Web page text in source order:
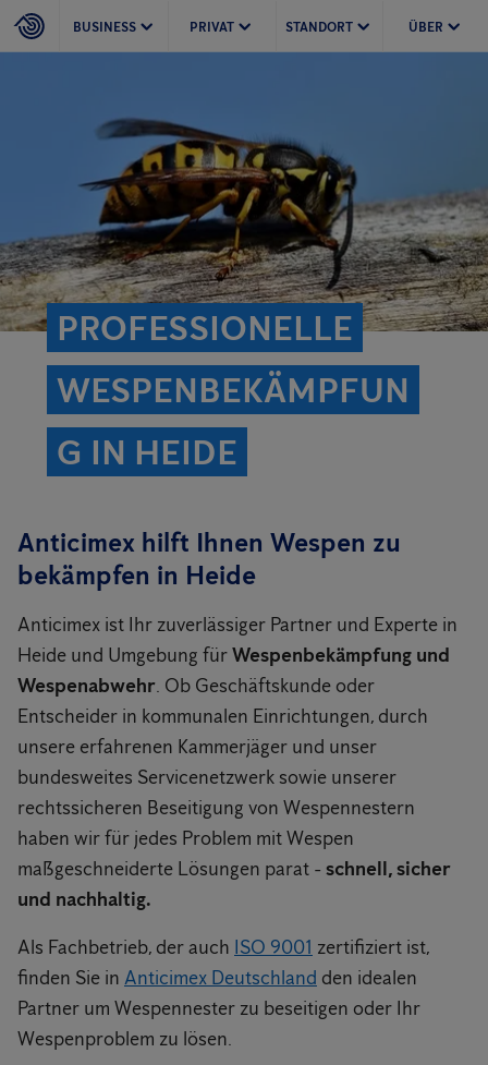
BUSINESS PRIVAT STANDORT ÜBER
PROFESSIONELLE
WESPENBEKÄMPFUN
G IN HEIDE
Anticimex hilft Ihnen Wespen zu
bekämpfen in Heide
Anticimex ist Ihr zuverlässiger Partner und Experte in
Heide und Umgebung fürWespenbekämpfung und
Wespenabwehr. Ob Geschäftskunde oder
Entscheider in kommunalen Einrichtungen, durch
unsere erfahrenen Kammerjäger und unser
bundesweites Servicenetzwerk sowie unserer
rechtssicheren Beseitigung von Wespennestern
haben wir für jedes Problem mit Wespen
maßgeschneiderte Lösungen parat - schnell, sicher
und nachhaltig.
Als Fachbetrieb, der auch ISO 9001 zertifiziert ist,
finden Sie in Anticimex Deutschland den idealen
Partner um Wespennester zu beseitigen oder Ihr
Wespenproblem zu lösen.